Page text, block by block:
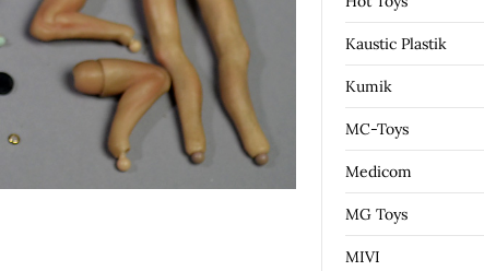
Kaustic Plastik
Kumik
MC-Toys
Medicom
MG Toys
MIVI